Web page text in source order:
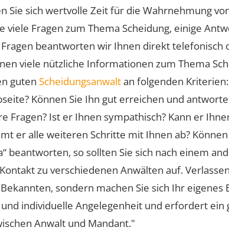
Sie sich wertvolle Zeit für die Wahrnehmung
viele Fragen zum Thema Scheidung, einige
beantworten wir Ihnen direkt telefonisch
viele nützliche Informationen zum Thema
guten Scheidungsanwaltan folgenden
Können Sie Ihn gut erreichen und
Fragen? Ist er Ihnen sympathisch? Kann er
er alle weiteren Schritte mit Ihnen ab?
beantworten, so sollten Sie sich nach einem
zu verschiedenen Anwälten auf.
sondern machen Sie sich Ihr eigenes
individuelle Angelegenheit und erfordert ein
Anwalt und Mandant."